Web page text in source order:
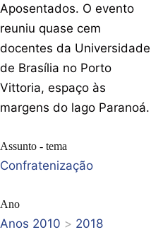
Aposentados. O evento
reuniu quase cem
docentes da Universidade
de Brasília no Porto
Vittoria, espaço às
margens do lago Paranoá.
Assunto - tema
Confratenização
Ano
Anos 2010 > 2018